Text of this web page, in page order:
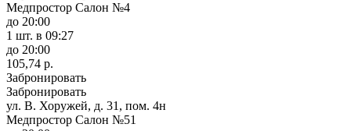
Медпростор Салон №4
до 20:00
1 шт. в 09:27
до 20:00
105,74 р.
Забронировать
Забронировать
ул. В. Хоружей, д. 31, пом. 4н
Медпростор Салон №51